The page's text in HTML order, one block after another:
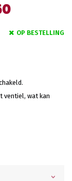
OP BESTELLING
ventiel, wat kan